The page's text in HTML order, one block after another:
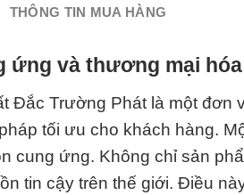
THÔNG TIN MUA HÀNG
ứng và thương mại
Đắc Trường Phát là một đơn
tối ưu cho khách hàng.
cung ứng. Không chỉ sản
tin cậy trên thế giới. Điều